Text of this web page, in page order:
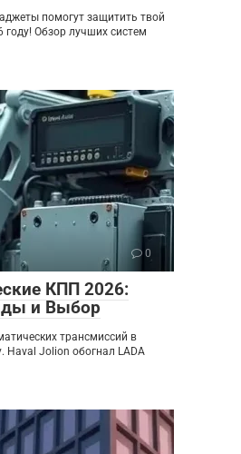
помогут защитить твой
Обзор лучших систем
0
КПП 2026:
и Выбор
трансмиссий в
Haval Jolion обогнал LADA